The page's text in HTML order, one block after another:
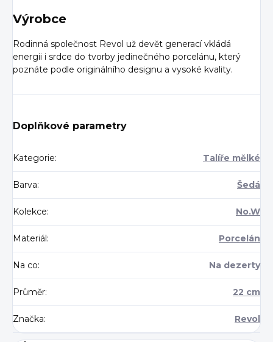
Výrobce
Rodinná společnost Revol už devět generací vkládá
energii i srdce do tvorby jedinečného porcelánu, který
poznáte podle originálního designu a vysoké kvality.
Doplňkové parametry
Kategorie: Talíře mělké
Barva: Šedá
Kolekce: No.W
Materiál: Porcelán
Na co: Na dezerty
Průměr: 22 cm
Značka: Revol